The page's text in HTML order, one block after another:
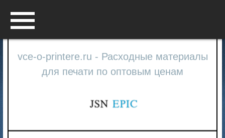
vce-o-printere.ru - Расходные материалы
для печати по оптовым ценам